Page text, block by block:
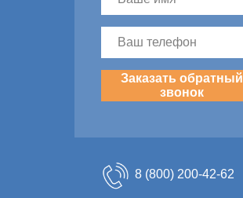
8 (800) 200-42-62
Заказать обратный
звонок